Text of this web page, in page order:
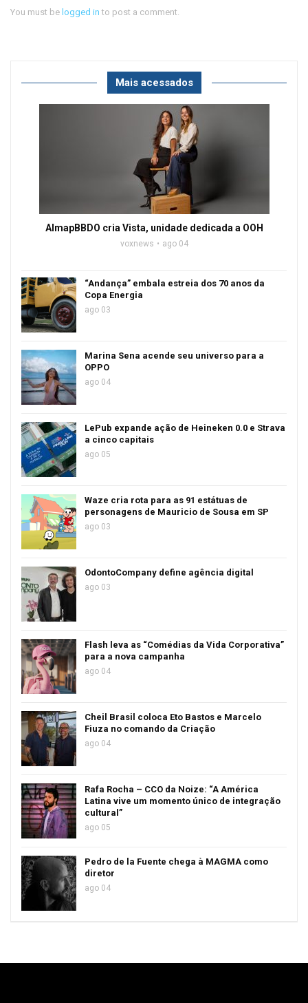
You must be logged in to post a comment.
Mais acessados
AlmapBBDO cria Vista, unidade dedicada a OOH
voxnews ago 04
“Andança” embala estreia dos 70 anos da
Copa Energia
ago 03
Marina Sena acende seu universo para a
OPPO
ago 04
LePub expande ação de Heineken 0.0 e Strava
a cinco capitais
ago 05
Waze cria rota para as 91 estátuas de
personagens de Mauricio de Sousa em SP
ago 03
OdontoCompany define agência digital
ago 03
Flash leva as “Comédias da Vida Corporativa”
para a nova campanha
ago 04
Cheil Brasil coloca Eto Bastos e Marcelo
Fiuza no comando da Criação
ago 04
Rafa Rocha – CCO da Noize: “A América
Latina vive um momento único de integração
cultural”
ago 05
Pedro de la Fuente chega à MAGMA como
diretor
ago 04